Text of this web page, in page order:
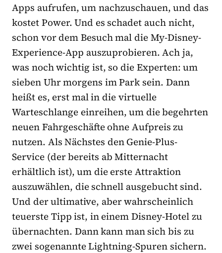
Apps aufrufen, um nachzuschauen, und das
kostet Power. Und es schadet auch nicht,
schon vor dem Besuch mal die My-Disney-
Experience-App auszuprobieren. Ach ja,
was noch wichtig ist, so die Experten: um
sieben Uhr morgens im Park sein. Dann
heißt es, erst mal in die virtuelle
Warteschlange einreihen, um die begehrten
neuen Fahrgeschäfte ohne Aufpreis zu
nutzen. Als Nächstes den Genie-Plus-
Service (der bereits ab Mitternacht
erhältlich ist), um die erste Attraktion
auszuwählen, die schnell ausgebucht sind.
Und der ultimative, aber wahrscheinlich
teuerste Tipp ist, in einem Disney-Hotel zu
übernachten. Dann kann man sich bis zu
zwei sogenannte Lightning-Spuren sichern.